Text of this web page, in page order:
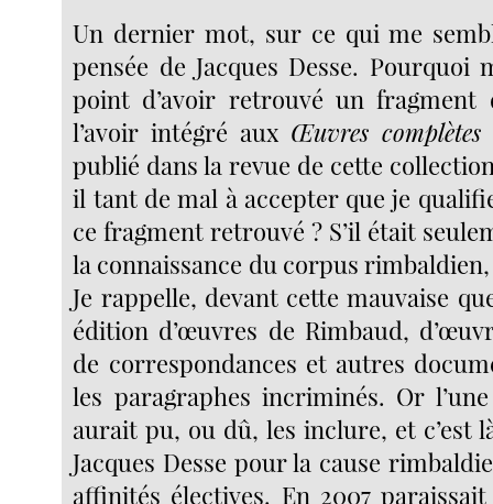
Un dernier mot, sur ce qui me
pensée de Jacques Desse. Pourquoi
point d’avoir retrouvé un fragment
l’avoir intégré aux Œuvres complètes
publié dans la revue de cette
il tant de mal à accepter que je
ce fragment retrouvé ? S’il était
la connaissance du corpus
Je rappelle, devant cette mauvaise
édition d’œuvres de Rimbaud,
de correspondances et autres
les paragraphes incriminés. Or
aurait pu, ou dû, les inclure, et c’est
Jacques Desse pour la cause
affinités électives. En 2007